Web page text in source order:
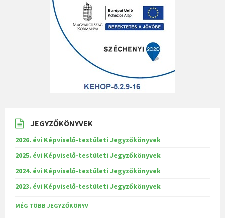
JEGYZŐKÖNYVEK
2026. évi Képviselő-testületi Jegyzőkönyvek
2025. évi Képviselő-testületi Jegyzőkönyvek
2024. évi Képviselő-testületi Jegyzőkönyvek
2023. évi Képviselő-testületi Jegyzőkönyvek
MÉG TÖBB JEGYZŐKÖNYV